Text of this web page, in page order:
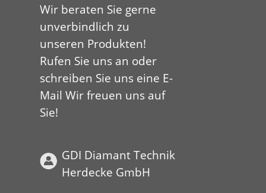
Wir beraten Sie gerne
unverbindlich zu
unseren Produkten!
Rufen Sie uns an oder
schreiben Sie uns eine E-
Mail Wir freuen uns auf
Sie!
GDI Diamant Technik
Herdecke GmbH